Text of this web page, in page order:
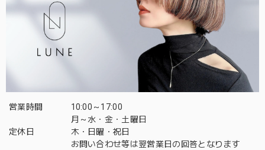
営業時間
10:00～17:00
月～水・金・土曜日
定休日
木・日曜・祝日
お問い合わせ等は翌営業日の回答となります